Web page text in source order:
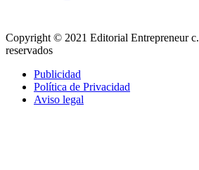
Copyright © 2021 Editorial Entrepreneur
reservados
Publicidad
Política de Privacidad
Aviso legal